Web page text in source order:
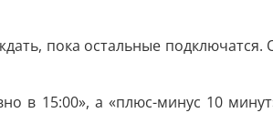
пока остальные
в 15:00», а «плюс-минус 10